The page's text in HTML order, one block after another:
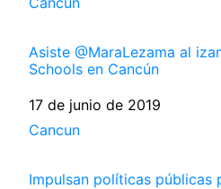
Asiste @MaraLezama al
Schools en Cancún
Fecha
17 de junio de 2019
Respecto a
Cancun
Impulsan políticas públicas